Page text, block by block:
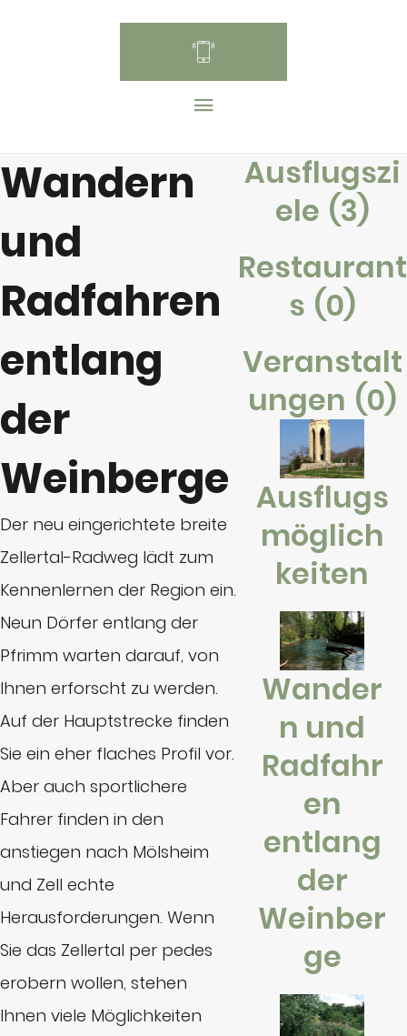
Wandern
und
Radfahren
entlang
der
Weinberge
Der neu eingerichtete breite
Zellertal-Radweg lädt zum
Kennenlernen der Region ein.
Neun Dörfer entlang der
Pfrimm warten darauf, von
Ihnen erforscht zu werden.
Auf der Hauptstrecke finden
Sie ein eher flaches Profil vor.
Aber auch sportlichere
Fahrer finden in den
anstiegen nach Mölsheim
und Zell echte
Herausforderungen. Wenn
Sie das Zellertal per pedes
erobern wollen, stehen
Ihnen viele Möglichkeiten
Ausflugszi
ele (3)
Restaurant
s (0)
Veranstalt
ungen (0)
Ausflugs
möglich
keiten
Wander
n und
Radfahr
en
entlang
der
Weinber
ge